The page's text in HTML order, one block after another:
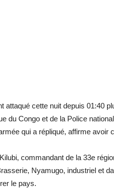
attaqué cette nuit depuis 01:40
du Congo et de la Police
qui a répliqué, affirme
commandant de la 33e
Nyamugo, industriel et
le pays.